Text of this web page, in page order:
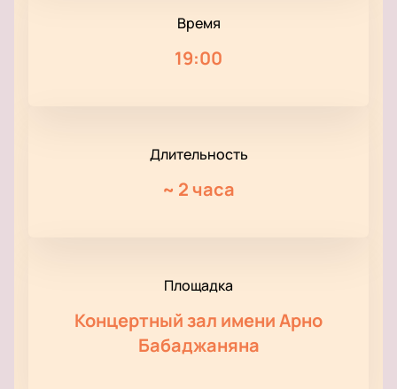
Время
19:00
Длительность
~ 2 часа
Площадка
Концертный зал имени Арно
Бабаджаняна